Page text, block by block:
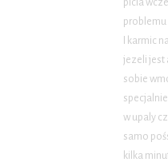
problemu
I karmic
jezeli jest
sobie
w upaly
samo
kilka